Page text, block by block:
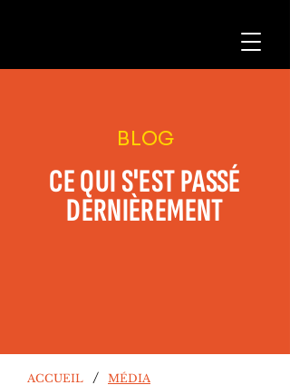
BLOG
CE QUI S'EST PASSÉ
DERNIÈREMENT
ACCUEIL / MÉDIA